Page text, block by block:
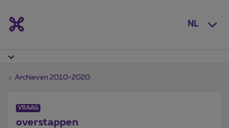
NL
Archieven 2010-2020
VRAAG
overstappen